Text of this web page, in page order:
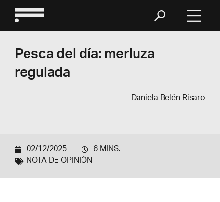
Pesca del día: merluza
regulada
Daniela Belén Risaro
02/12/2025
6 MINS.
NOTA DE OPINIÓN